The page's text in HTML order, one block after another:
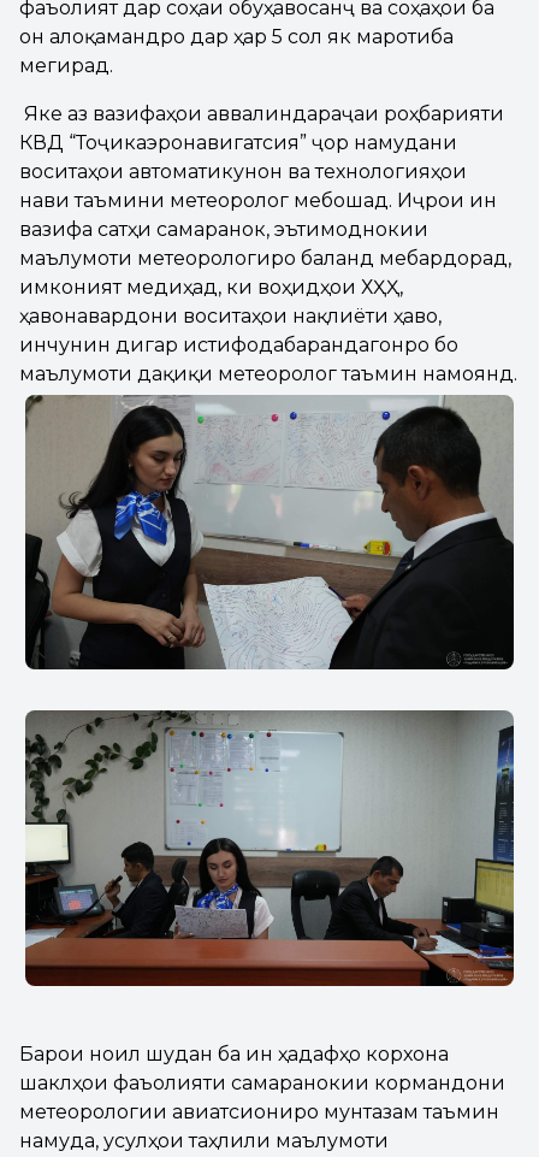
фаъолият дар соҳаи обуҳавосанҷӣ ва соҳаҳои ба
он алоқамандро дар ҳар 5 сол як маротиба
мегирад.
Яке аз вазифаҳои аввалиндараҷаи роҳбарияти
КВД “Тоҷикаэронавигатсия” ҷорӣ намудани
воситаҳои автоматикунонӣ ва технологияҳои
нави таъмини метеорологӣ мебошад. Иҷрои ин
вазифа сатҳи самаранокӣ, эътимоднокии
маълумоти метеорологиро баланд мебардорад,
имконият медиҳад, ки воҳидҳои ХҲҲ,
ҳавонавардони воситаҳои нақлиёти ҳавоӣ,
инчунин дигар истифодабарандагонро бо
маълумоти дақиқи метеорологӣ таъмин намоянд.
Барои ноил шудан ба ин ҳадафҳо корхона
шаклҳои фаъолияти самаранокии кормандони
метеорологии авиатсиониро мунтазам таъмин
намуда, усулҳои таҳлили маълумоти